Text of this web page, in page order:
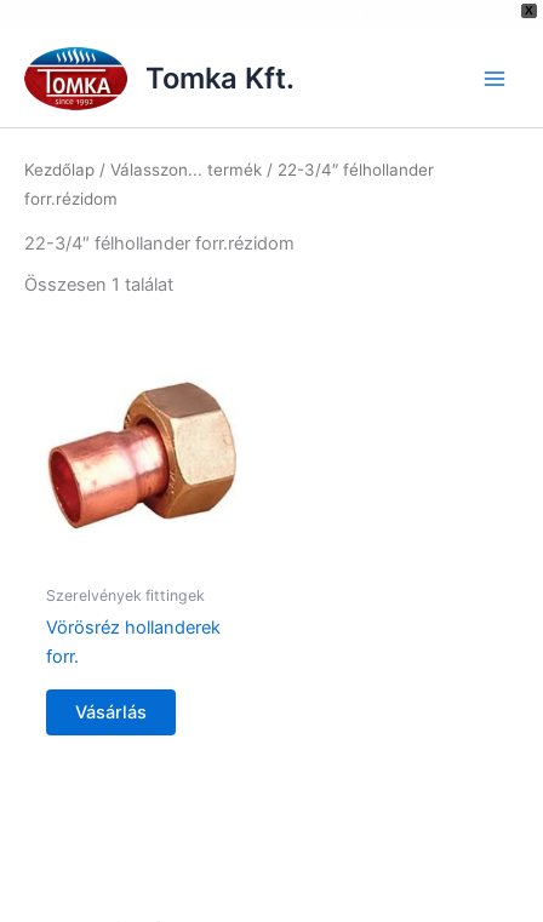
X
content
Tomka Kft.
Kezdőlap / Válasszon... termék / 22-3/4″ félhollander
forr.rézidom
22-3/4″ félhollander forr.rézidom
Összesen 1 találat
Szerelvények fittingek
Vörösréz hollanderek
forr.
Vásárlás